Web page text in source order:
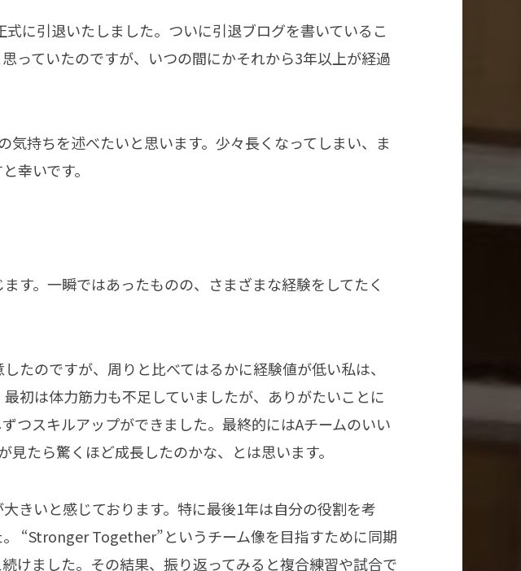
に引退いたしました。ついに引退ブログを書いているこ
っていたのですが、いつの間にかそれから3年以上が経過
持ちを述べたいと思います。少々長くなってしまい、ま
幸いです。
す。一瞬ではあったものの、さまざまな経験をしてたく
たのですが、周りと比べてはるかに経験値が低い私は、
初は体力筋力も不足していましたが、ありがたいことに
つスキルアップができました。最終的にはAチームのいい
たら驚くほど成長したのかな、とは思います。
きいと感じております。特に最後1年は自分の役割を考
“Stronger Together”というチーム像を目指すために同期
けました。その結果、振り返ってみると複合練習や試合で